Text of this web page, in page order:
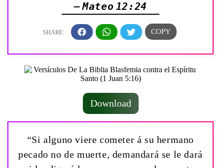
— Mateo 12:24
Download
“Si alguno viere cometer á su hermano
pecado no de muerte, demandará se le dará